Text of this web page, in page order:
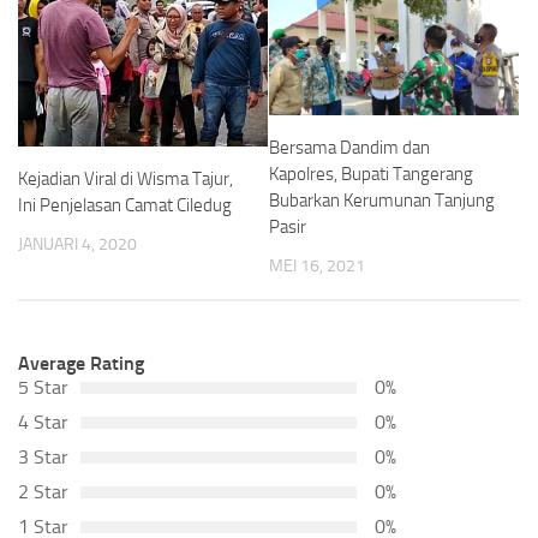
Kejadian Viral di Wisma Tajur,
Ini Penjelasan Camat Ciledug
JANUARI 4, 2020
Bersama Dandim dan
Kapolres, Bupati Tangerang
Bubarkan Kerumunan Tanjung
Pasir
MEI 16, 2021
Average Rating
5 Star
0%
4 Star
0%
3 Star
0%
2 Star
0%
1 Star
0%